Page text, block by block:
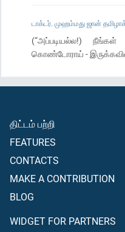
டாக்டர். முஹம்மது ஜான்
(“அப்படியல்ல!)
கொண்டோராய் -
திட்டம் பற்றி
FEATURES
CONTACTS
MAKE A CONTRIBUTION
BLOG
WIDGET FOR PARTNERS